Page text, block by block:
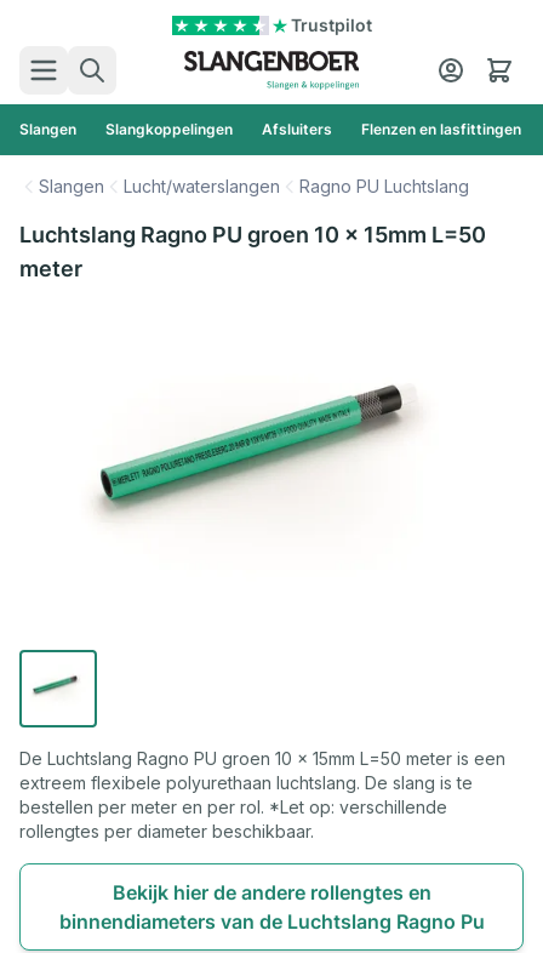
Trustpilot
Zoek
Cart
Slangen Slangkoppelingen Afsluiters Flenzen en lasfittingen
Slangen Lucht/waterslangen Ragno PU Luchtslang
Luchtslang Ragno PU groen 10 x 15mm L=50
meter
De Luchtslang Ragno PU groen 10 x 15mm L=50 meter is een
extreem flexibele polyurethaan luchtslang. De slang is te
bestellen per meter en per rol. *Let op: verschillende
rollengtes per diameter beschikbaar.
Bekijk hier de andere rollengtes en
binnendiameters van de Luchtslang Ragno Pu